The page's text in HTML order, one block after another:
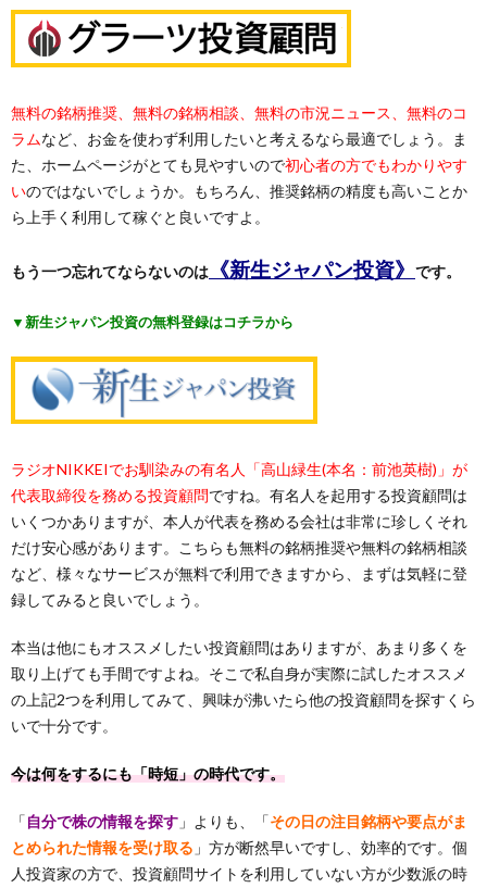
無料の銘柄推奨、無料の銘柄相談、無料の市況ニュース、無料のコ
ラムなど、お金を使わず利用したいと考えるなら最適でしょう。ま
た、ホームページがとても見やすいので初心者の方でもわかりやす
いのではないでしょうか。もちろん、推奨銘柄の精度も高いことか
ら上手く利用して稼ぐと良いですよ。
もう一つ忘れてならないのは 《新生ジャパン投資》 です。
▼新生ジャパン投資の無料登録はコチラから
ラジオNIKKEIでお馴染みの有名人「高山緑生(本名：前池英樹)」が
代表取締役を務める投資顧問ですね。有名人を起用する投資顧問は
いくつかありますが、本人が代表を務める会社は非常に珍しくそれ
だけ安心感があります。こちらも無料の銘柄推奨や無料の銘柄相談
など、様々なサービスが無料で利用できますから、まずは気軽に登
録してみると良いでしょう。
本当は他にもオススメしたい投資顧問はありますが、あまり多くを
取り上げても手間ですよね。そこで私自身が実際に試したオススメ
の上記2つを利用してみて、興味が沸いたら他の投資顧問を探すくら
いで十分です。
今は何をするにも「時短」の時代です。
「自分で株の情報を探す 」よりも、「その日の注目銘柄や要点がま
とめられた情報を受け取る 」方が断然早いですし、効率的です。個
人投資家の方で、投資顧問サイトを利用していない方が少数派の時